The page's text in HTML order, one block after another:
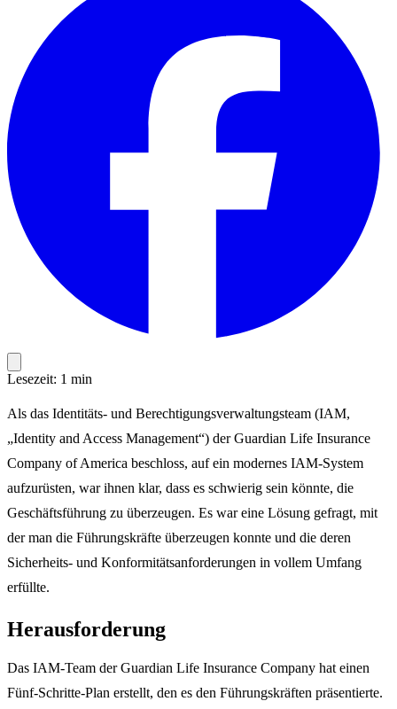
Lesezeit: 1 min
Als das Identitäts- und Berechtigungsverwaltungsteam (IAM,
„Identity and Access Management“) der Guardian Life Insurance
Company of America beschloss, auf ein modernes IAM-System
aufzurüsten, war ihnen klar, dass es schwierig sein könnte, die
Geschäftsführung zu überzeugen. Es war eine Lösung gefragt, mit
der man die Führungskräfte überzeugen konnte und die deren
Sicherheits- und Konformitätsanforderungen in vollem Umfang
erfüllte.
Herausforderung
Das IAM-Team der Guardian Life Insurance Company hat einen
Fünf-Schritte-Plan erstellt, den es den Führungskräften präsentierte.